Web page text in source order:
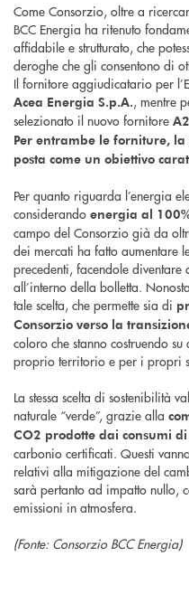
Come Consorzio, oltre a
BCC Energia ha ritenuto
affidabile e strutturato, che
deroghe che gli consentono di
Il fornitore aggiudicatario per
Acea Energia S.p.A., mentre
selezionato il nuovo fornitore
Per entrambe le forniture, la
posta come un obiettivo
Per quanto riguarda l’energia
considerando energia al
campo del Consorzio già da
dei mercati ha fatto aumentare
precedenti, facendole
all’interno della bolletta.
tale scelta, che permette sia di
Consorzio verso la
coloro che stanno costruendo
proprio territorio e per i propri
La stessa scelta di sostenibilità
naturale “verde”, grazie alla
CO2 prodotte dai consumi
carbonio certificati. Questi
relativi alla mitigazione del
sarà pertanto ad impatto nullo,
emissioni in atmosfera.
(Fonte: Consorzio BCC Energia)